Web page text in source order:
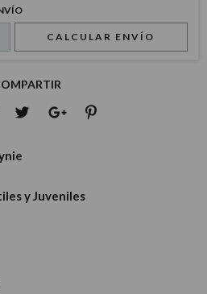
CALCULAR ENVÍO
y Juveniles